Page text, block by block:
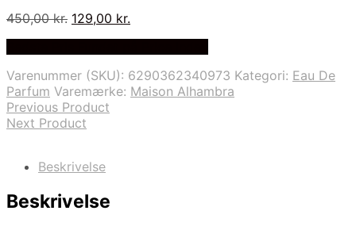
450,00kr. Den
450,00 kr..
129,00 kr.
129,00 kr..
Varenummer (SKU): 6290362340973 Kategori: Eau De
Parfum Varemærke: Maison Alhambra
Previous Product
Next Product
Beskrivelse
Beskrivelse